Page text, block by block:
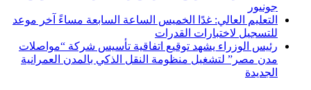
جونيور
التعليم العالي: غدًا الخميس الساعة السابعة مساءً آخر موعد
للتسجيل لاختبارات القدرات
رئيس الوزراء يشهد توقيع اتفاقية تأسيس شركة “مواصلات
مدن مصر” لتشغيل منظومة النقل الذكي بالمدن العمرانية
الجديدة